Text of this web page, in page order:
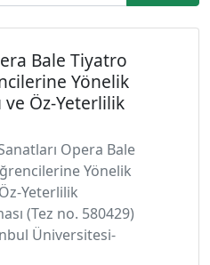
Bale Tiyatro
Yönelik
ve Öz-Yeterlilik
Opera Bale
Yönelik
Yeterlilik
(Tez no. 580429)
Üniversitesi-